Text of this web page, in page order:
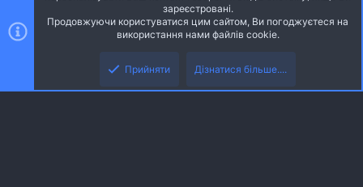
Ніч
Українська (UA)
S
зареєстровані.
Продовжуючи користуватися цим сайтом, Ви погоджуєтеся на
використання нами файлів cookie.
Прийняти Дізнатися більше....